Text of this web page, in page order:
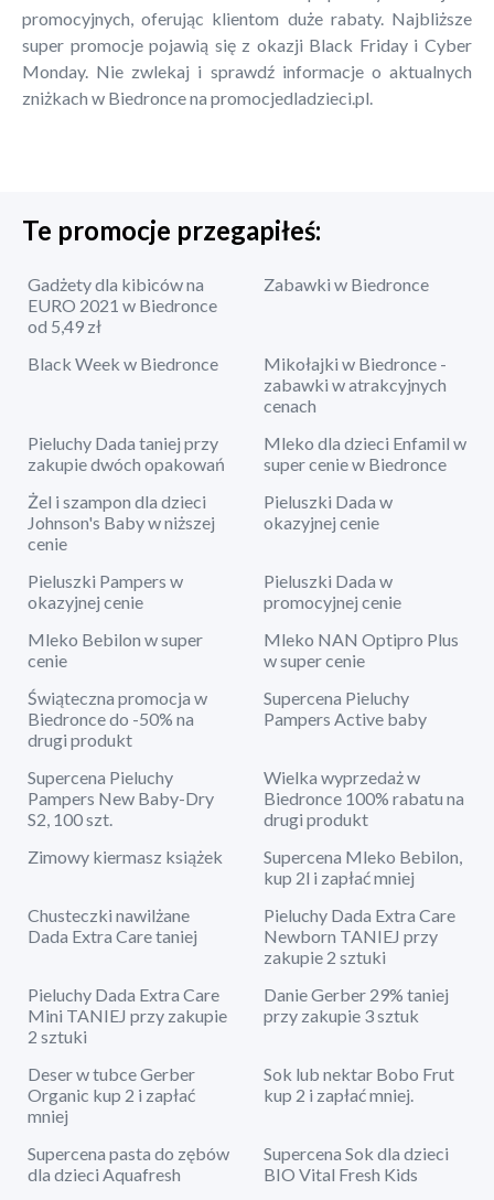
promocyjnych, oferując klientom duże rabaty. Najbliższe
super promocje pojawią się z okazji Black Friday i Cyber
Monday. Nie zwlekaj i sprawdź informacje o aktualnych
zniżkach w Biedronce na promocjedladzieci.pl.
Te promocje przegapiłeś:
Gadżety dla kibiców na
EURO 2021 w Biedronce
od 5,49 zł
Zabawki w Biedronce
Black Week w Biedronce
Mikołajki w Biedronce -
zabawki w atrakcyjnych
cenach
Pieluchy Dada taniej przy
zakupie dwóch opakowań
Mleko dla dzieci Enfamil w
super cenie w Biedronce
Żel i szampon dla dzieci
Johnson's Baby w niższej
cenie
Pieluszki Dada w
okazyjnej cenie
Pieluszki Pampers w
okazyjnej cenie
Pieluszki Dada w
promocyjnej cenie
Mleko Bebilon w super
cenie
Mleko NAN Optipro Plus
w super cenie
Świąteczna promocja w
Biedronce do -50% na
drugi produkt
Supercena Pieluchy
Pampers Active baby
Supercena Pieluchy
Pampers New Baby-Dry
S2, 100 szt.
Wielka wyprzedaż w
Biedronce 100% rabatu na
drugi produkt
Zimowy kiermasz książek
Supercena Mleko Bebilon,
kup 2l i zapłać mniej
Chusteczki nawilżane
Dada Extra Care taniej
Pieluchy Dada Extra Care
Newborn TANIEJ przy
zakupie 2 sztuki
Pieluchy Dada Extra Care
Mini TANIEJ przy zakupie
2 sztuki
Danie Gerber 29% taniej
przy zakupie 3 sztuk
Deser w tubce Gerber
Organic kup 2 i zapłać
mniej
Sok lub nektar Bobo Frut
kup 2 i zapłać mniej.
Supercena pasta do zębów
dla dzieci Aquafresh
Supercena Sok dla dzieci
BIO Vital Fresh Kids